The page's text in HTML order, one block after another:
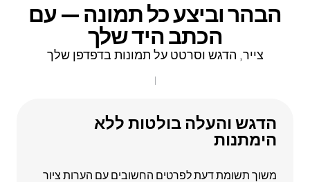
הבהר וביצע כל תמונה — עם
הכתב היד שלך
צייר, הדגש וסרטט על תמונות בדפדפן שלך
הדגש והעלה בולטות ללא
הימתנות
משוך תשומת דעת לפרטים החשובים עם הערות ציור